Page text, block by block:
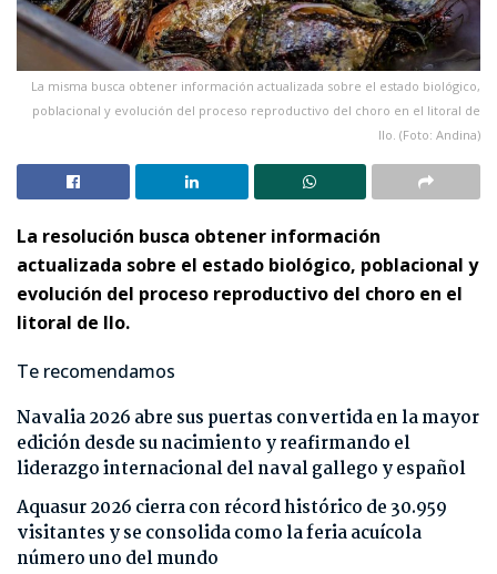
La misma busca obtener información actualizada sobre el estado biológico,
poblacional y evolución del proceso reproductivo del choro en el litoral de
Ilo. (Foto: Andina)
La resolución busca obtener información
actualizada sobre el estado biológico, poblacional y
evolución del proceso reproductivo del choro en el
litoral de Ilo.
Te recomendamos
Navalia 2026 abre sus puertas convertida en la mayor
edición desde su nacimiento y reafirmando el
liderazgo internacional del naval gallego y español
Aquasur 2026 cierra con récord histórico de 30.959
visitantes y se consolida como la feria acuícola
número uno del mundo